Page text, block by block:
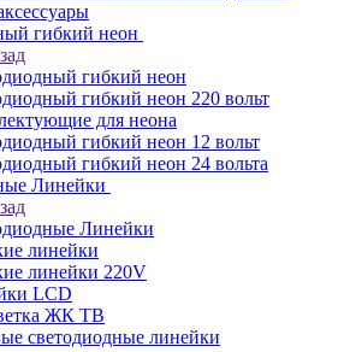
гибкий неон
гибкий неон
гибкий неон 220 вольт
для неона
гибкий неон 12 вольт
гибкий неон 24 вольта
Линейки
Линейки
линейки
линейки 220V
LCD
ЖК ТВ
светодиодные линейки